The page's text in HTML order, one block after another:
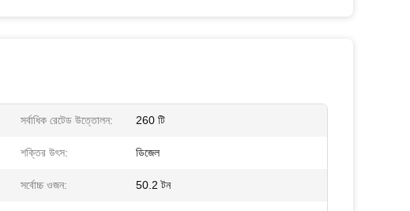
সর্বাধিক রেটেড উত্তোলন: 260 টি
শক্তির উৎস: ডিজেল
সর্বোচ্চ ওজন: 50.2 টন